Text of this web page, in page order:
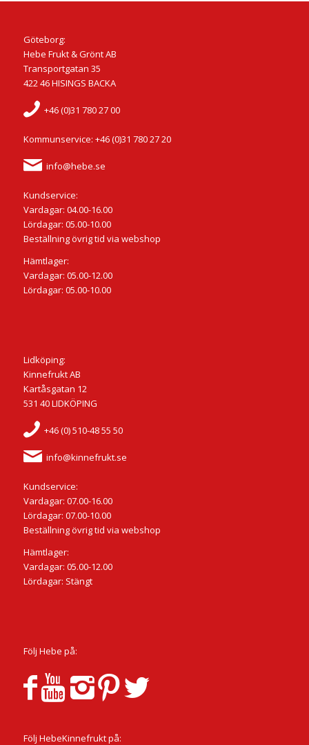
Göteborg:
Hebe Frukt & Grönt AB
Transportgatan 35
422 46 HISINGS BACKA
+46 (0)31 780 27 00
Kommunservice: +46 (0)31 780 27 20
info@hebe.se
Kundservice:
Vardagar: 04.00-16.00
Lördagar: 05.00-10.00
Beställning övrig tid via webshop
Hämtlager:
Vardagar: 05.00-12.00
Lördagar: 05.00-10.00
Lidköping:
Kinnefrukt AB
Kartåsgatan 12
531 40 LIDKÖPING
+46 (0) 510-48 55 50
info@kinnefrukt.se
Kundservice:
Vardagar: 07.00-16.00
Lördagar: 07.00-10.00
Beställning övrig tid via webshop
Hämtlager:
Vardagar: 05.00-12.00
Lördagar: Stängt
Följ Hebe på:
Följ HebeKinnefrukt på: